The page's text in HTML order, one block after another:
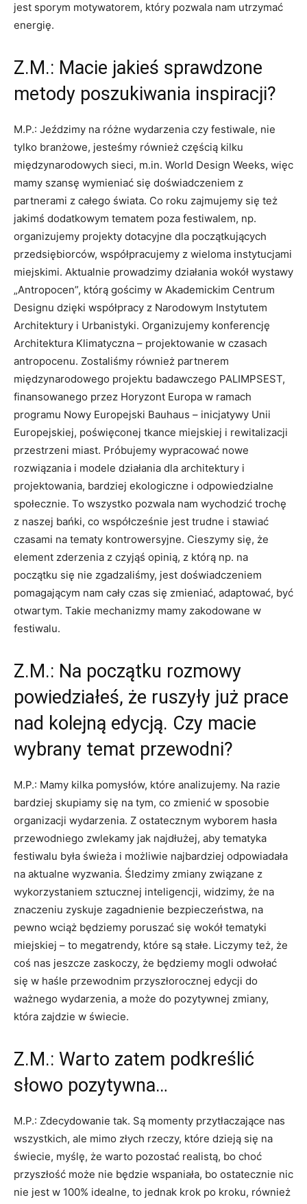
jest sporym motywatorem, który pozwala nam utrzymać
energię.
Z.M.: Macie jakieś sprawdzone
metody poszukiwania inspiracji?
M.P.: Jeździmy na różne wydarzenia czy festiwale, nie
tylko branżowe, jesteśmy również częścią kilku
międzynarodowych sieci, m.in. World Design Weeks, więc
mamy szansę wymieniać się doświadczeniem z
partnerami z całego świata. Co roku zajmujemy się też
jakimś dodatkowym tematem poza festiwalem, np.
organizujemy projekty dotacyjne dla początkujących
przedsiębiorców, współpracujemy z wieloma instytucjami
miejskimi. Aktualnie prowadzimy działania wokół wystawy
„Antropocen”, którą gościmy w Akademickim Centrum
Designu dzięki współpracy z Narodowym Instytutem
Architektury i Urbanistyki. Organizujemy konferencję
Architektura Klimatyczna – projektowanie w czasach
antropocenu. Zostaliśmy również partnerem
międzynarodowego projektu badawczego PALIMPSEST,
finansowanego przez Horyzont Europa w ramach
programu Nowy Europejski Bauhaus – inicjatywy Unii
Europejskiej, poświęconej tkance miejskiej i rewitalizacji
przestrzeni miast. Próbujemy wypracować nowe
rozwiązania i modele działania dla architektury i
projektowania, bardziej ekologiczne i odpowiedzialne
społecznie. To wszystko pozwala nam wychodzić trochę
z naszej bańki, co współcześnie jest trudne i stawiać
czasami na tematy kontrowersyjne. Cieszymy się, że
element zderzenia z czyjąś opinią, z którą np. na
początku się nie zgadzaliśmy, jest doświadczeniem
pomagającym nam cały czas się zmieniać, adaptować, być
otwartym. Takie mechanizmy mamy zakodowane w
festiwalu.
Z.M.: Na początku rozmowy
powiedziałeś, że ruszyły już prace
nad kolejną edycją. Czy macie
wybrany temat przewodni?
M.P.: Mamy kilka pomysłów, które analizujemy. Na razie
bardziej skupiamy się na tym, co zmienić w sposobie
organizacji wydarzenia. Z ostatecznym wyborem hasła
przewodniego zwlekamy jak najdłużej, aby tematyka
festiwalu była świeża i możliwie najbardziej odpowiadała
na aktualne wyzwania. Śledzimy zmiany związane z
wykorzystaniem sztucznej inteligencji, widzimy, że na
znaczeniu zyskuje zagadnienie bezpieczeństwa, na
pewno wciąż będziemy poruszać się wokół tematyki
miejskiej – to megatrendy, które są stałe. Liczymy też, że
coś nas jeszcze zaskoczy, że będziemy mogli odwołać
się w haśle przewodnim przyszłorocznej edycji do
ważnego wydarzenia, a może do pozytywnej zmiany,
która zajdzie w świecie.
Z.M.: Warto zatem podkreślić
słowo pozytywna…
M.P.: Zdecydowanie tak. Są momenty przytłaczające nas
wszystkich, ale mimo złych rzeczy, które dzieją się na
świecie, myślę, że warto pozostać realistą, bo choć
przyszłość może nie będzie wspaniała, bo ostatecznie nic
nie jest w 100% idealne, to jednak krok po kroku, również